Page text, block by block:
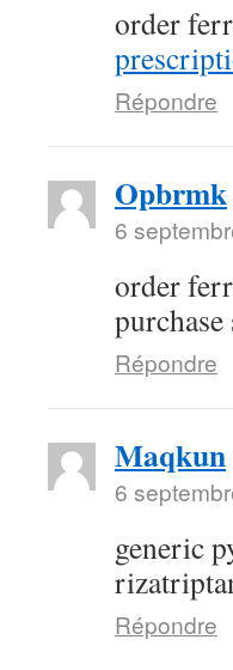
order
Répondre
Opbrmk
6
order
Répondre
Maqkun
6
generic
Répondre